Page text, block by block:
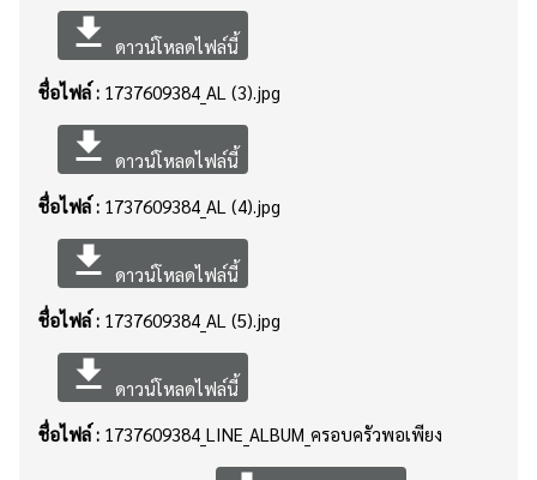
file_download ดาวน์โหลดไฟล์นี้
ชื่อไฟล์ : 1737609384_AL (3).jpg
file_download ดาวน์โหลดไฟล์นี้
ชื่อไฟล์ : 1737609384_AL (4).jpg
file_download ดาวน์โหลดไฟล์นี้
ชื่อไฟล์ : 1737609384_AL (5).jpg
file_download ดาวน์โหลดไฟล์นี้
ชื่อไฟล์ : 1737609384_LINE_ALBUM_ครอบครัวพอเพียง